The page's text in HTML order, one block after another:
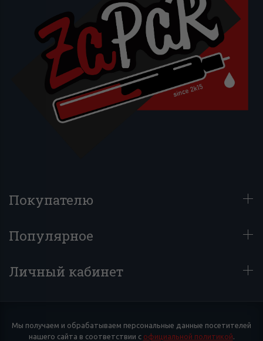
Покупателю
Популярное
Личный кабинет
Мы получаем и обрабатываем персональные данные посетителей
нашего сайта в соответствии с официальной политикой.